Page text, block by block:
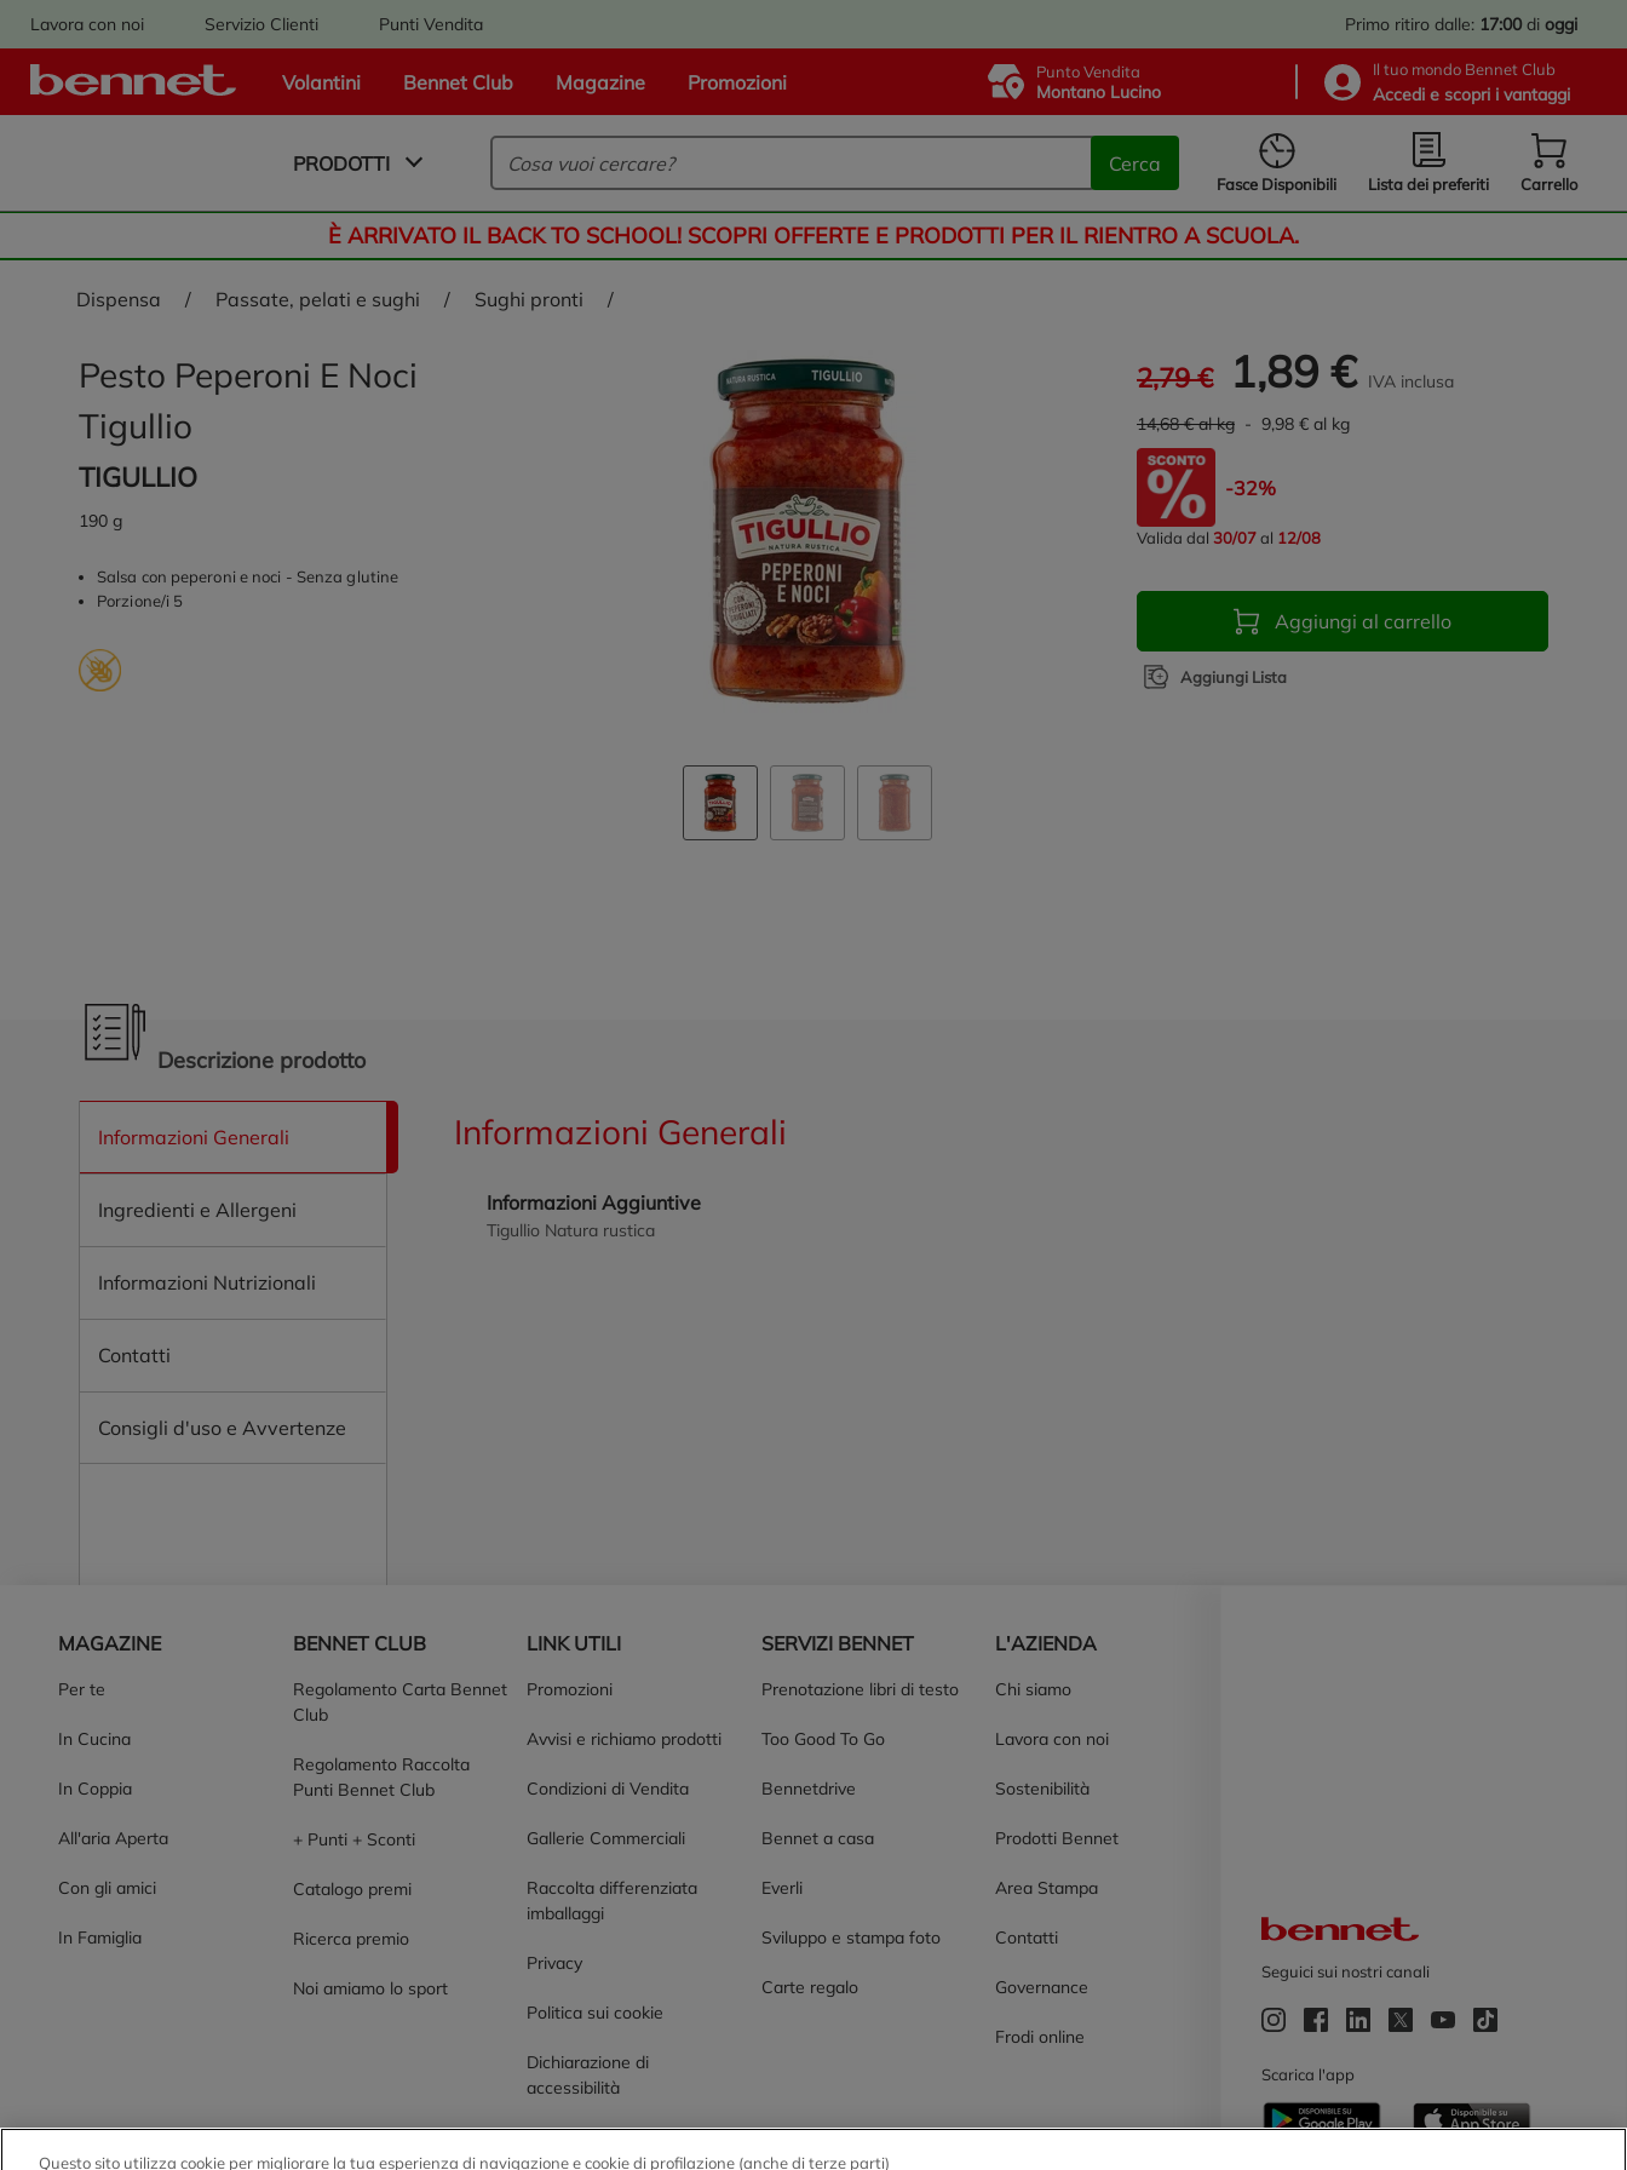
Lavora con noi Servizio Clienti Punti Vendita Primo ritiro dalle: 17:00 di oggi
Volantini Bennet Club Magazine Promozioni Punto Vendita
Montano Lucino
Il tuo mondo Bennet Club
Accedi e scopri i vantaggi
Logo Bennet - Torna alla homepage
PRODOTTI Cerca
Fasce Disponibili Lista dei preferiti Carrello
È ARRIVATO IL BACK TO SCHOOL! SCOPRI OFFERTE E PRODOTTI PER IL RIENTRO A SCUOLA.
dispensa / passate, pelati e sughi / sughi pronti /
Pesto Peperoni E Noci
Tigullio
TIGULLIO
190 g
Salsa con peperoni e noci - Senza glutine
Porzione/i 5
2,79 € 1,89 € IVA inclusa
14,68 € al kg - 9,98 € al kg
-32%
Valida dal 30/07al 12/08
Aggiungi al carrello
Aggiungi Lista
Descrizione prodotto
Informazioni Generali
Ingredienti e Allergeni
Informazioni Nutrizionali
Contatti
Consigli d'uso e Avvertenze
Informazioni Generali
Informazioni Aggiuntive
Tigullio Natura rustica
MAGAZINE
Per te
In Cucina
In Coppia
All'aria Aperta
Con gli amici
In Famiglia
BENNET CLUB
Regolamento Carta Bennet
Club
Regolamento Raccolta
Punti Bennet Club
+ Punti + Sconti
Catalogo premi
Ricerca premio
Noi amiamo lo sport
LINK UTILI
Promozioni
Avvisi e richiamo prodotti
Condizioni di Vendita
Gallerie Commerciali
Raccolta differenziata
imballaggi
Privacy
Politica sui cookie
Dichiarazione di
accessibilità
SERVIZI BENNET
Prenotazione libri di testo
Too Good To Go
Bennetdrive
Bennet a casa
Everli
Sviluppo e stampa foto
Carte regalo
L'AZIENDA
Chi siamo
Lavora con noi
Sostenibilità
Prodotti Bennet
Area Stampa
Contatti
Governance
Frodi online
Seguici sui nostri canali
Scarica l'app
Questo sito utilizza cookie per migliorare la tua esperienza di navigazione e cookie di profilazione (anche di terze parti)